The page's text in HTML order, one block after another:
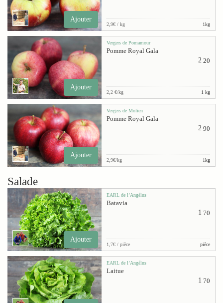
Ajouter
2,9€ / kg 1kg
Ajouter
Vergers de Pomamour
Pomme Royal Gala
2 20
2,2 €/kg 1 kg
Ajouter
Vergers de Molien
Pomme Royal Gala
2 90
2,9€/kg 1kg
Salade
Ajouter
EARL de l’Angélus
Batavia
1 70
1,7€ / pièce pièce
EARL de l’Angélus
Laitue
1 70